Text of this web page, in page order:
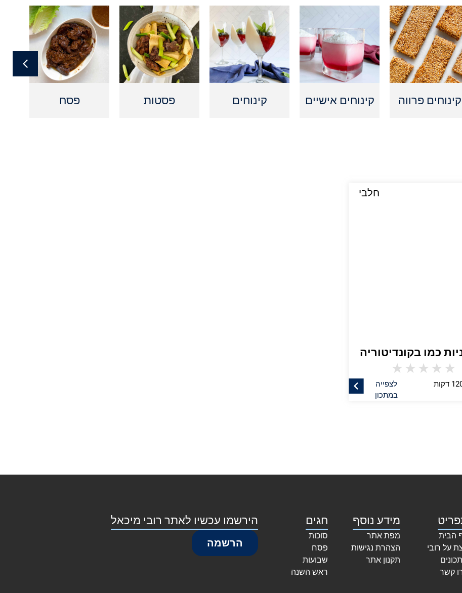
קינוחים פרווה קינוחים אישיים קינוחים פסטות פסח
חלבי
כמו בקונדיטוריה
★
★
★
★
★
לצפייה
במתכון
הבית
על רובי
קשר
מידע נוסף
מפת אתר
הצהרת נגישות
תקנון אתר
חגים
סוכות
פסח
שבועות
ראש השנה
הירשמו עכשיו לאתר רובי מיכאל
הרשמה